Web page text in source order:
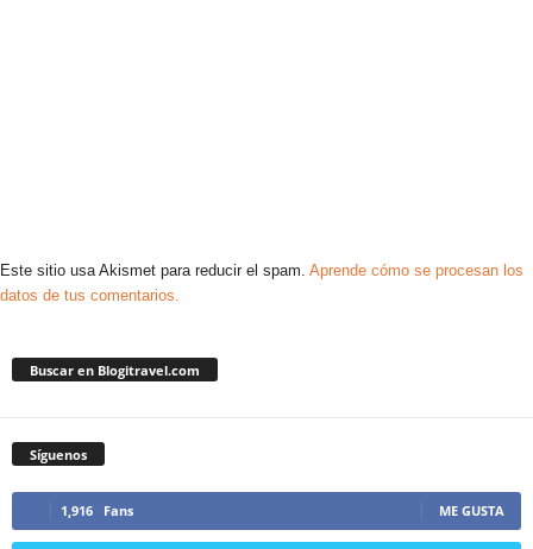
Este sitio usa Akismet para reducir el spam. Aprende cómo se procesan los
datos de tus comentarios.
Buscar en Blogitravel.com
Síguenos
1,916 Fans ME GUSTA